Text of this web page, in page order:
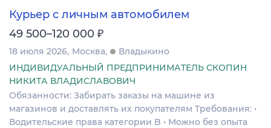
Курьер с личным автомобилем
49 500–120 000 ₽
18 июля 2026 Москва
Владыкино
ИНДИВИДУАЛЬНЫЙ ПРЕДПРИНИМАТЕЛЬ СКОПИН
НИКИТА ВЛАДИСЛАВОВИЧ
Обязанности: Забирать заказы на машине из
магазинов и доставлять их покупателям Требования: •
Водительские права категории B • Можно без опыта